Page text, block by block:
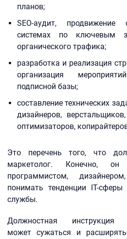
планов;
SEO-аудит,
системах по ключевым
органического трафика;
разработка и реализация
организация
подписной базы;
составление технических
дизайнеров,
оптимизаторов,
Это перечень того, что
маркетолог. Конечно,
программистом,
понимать тенденции IT-
службы.
Должностная инструкция
может сужаться и